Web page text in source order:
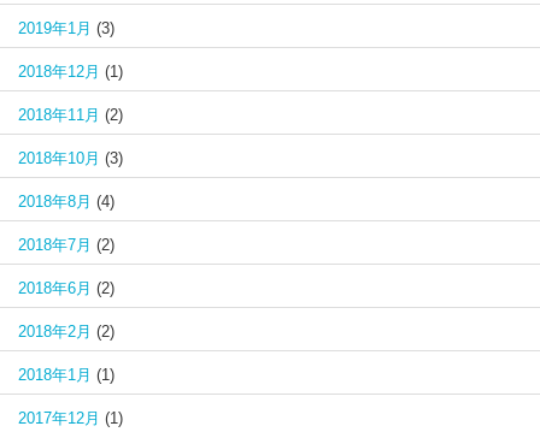
2019年1月 (3)
2018年12月 (1)
2018年11月 (2)
2018年10月 (3)
2018年8月 (4)
2018年7月 (2)
2018年6月 (2)
2018年2月 (2)
2018年1月 (1)
2017年12月 (1)